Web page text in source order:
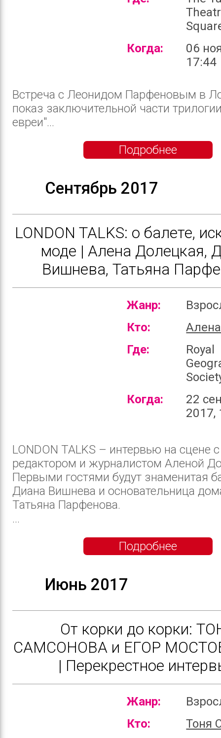
Когда:
06
17:44
Встреча с Леонидом Парфеновым в
показ заключительной части
евреи"...
Подробнее
Сентябрь 2017
LONDON TALKS: о балете,
моде | Алена Долецкая,
Вишнева, Татьяна
Жанр:
Кто:
Где:
Royal
Когда:
22
2017,
LONDON TALKS – интервью на сцене
редактором и журналистом Аленой
Первыми гостями будут знаменитая
Диана Вишнева и основательница
Татьяна Парфенова.
...
Подробнее
Июнь 2017
От корки до корки:
САМСОНОВА и ЕГОР
| Перекрестное
Жанр:
Кто:
Тоня